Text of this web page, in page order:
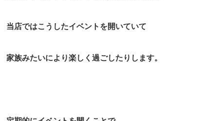
当店ではこうしたイベントを開いていて
家族みたいにより楽しく過ごしたりします。